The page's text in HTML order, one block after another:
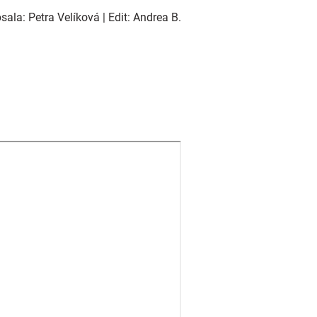
Petra Velíková | Edit: Andrea B.